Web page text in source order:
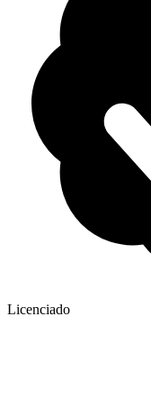
Licenciado